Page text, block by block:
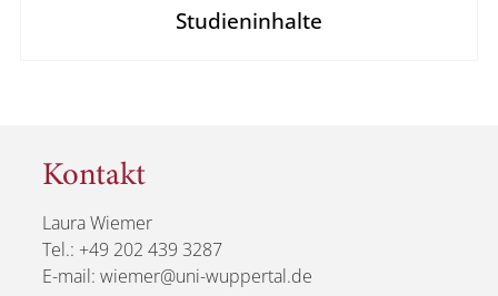
Studieninhalte
Kontakt
Laura Wiemer
Tel.: +49 202 439 3287
E-mail: wiemer@uni-wuppertal.de